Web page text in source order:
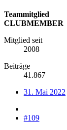
Teammitglied
CLUBMEMBER
Mitglied seit
2008
Beiträge
41.867
31. Mai 2022
#109